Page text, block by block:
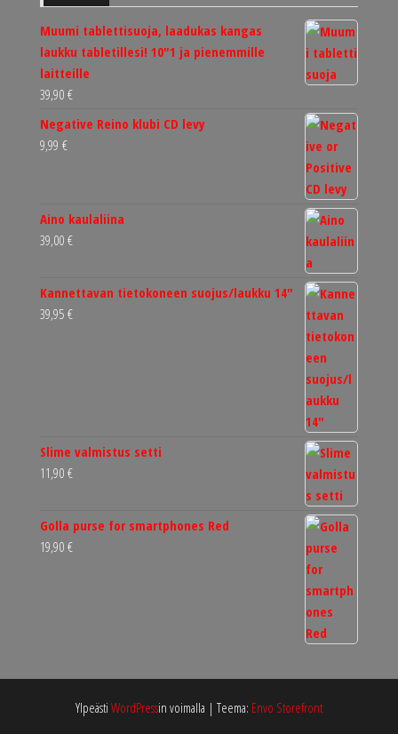
Muumi tablettisuoja, laadukas kangas
laukku tabletillesi! 10"1 ja pienemmille
laitteille
39,90 €
Negative Reino klubi CD levy
9,99 €
Aino kaulaliina
39,00 €
Kannettavan tietokoneen suojus/laukku 14"
39,95 €
Slime valmistus setti
11,90 €
Golla purse for smartphones Red
19,90 €
Ylpeästi WordPressin voimalla | Teema: Envo Storefront